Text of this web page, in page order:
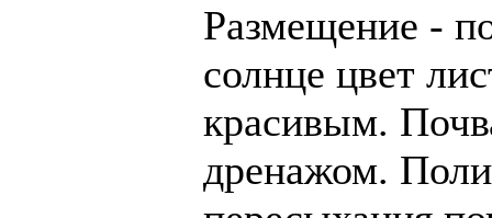
Размещение -
солнце цвет
красивым.
дренажом.